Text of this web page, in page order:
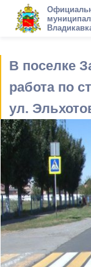
В поселке
работа по
ул.